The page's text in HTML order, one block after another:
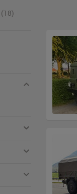
(18)